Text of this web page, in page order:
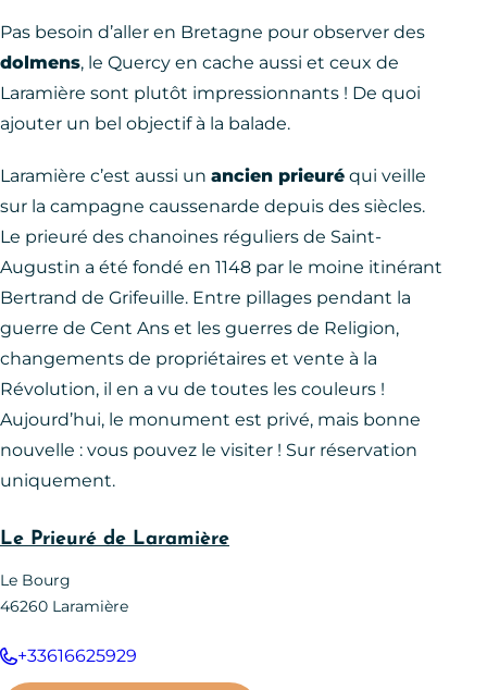
Pas besoin d’aller en Bretagne pour observer des
dolmens, le Quercy en cache aussi et ceux de
Laramière sont plutôt impressionnants ! De quoi
ajouter un bel objectif à la balade.
Laramière c’est aussi un ancien prieuré qui veille
sur la campagne caussenarde depuis des siècles.
Le prieuré des chanoines réguliers de Saint-
Augustin a été fondé en 1148 par le moine itinérant
Bertrand de Grifeuille. Entre pillages pendant la
guerre de Cent Ans et les guerres de Religion,
changements de propriétaires et vente à la
Révolution, il en a vu de toutes les couleurs !
Aujourd’hui, le monument est privé, mais bonne
nouvelle : vous pouvez le visiter ! Sur réservation
uniquement.
Le Prieuré de Laramière
Le Bourg
46260 Laramière
+33616625929